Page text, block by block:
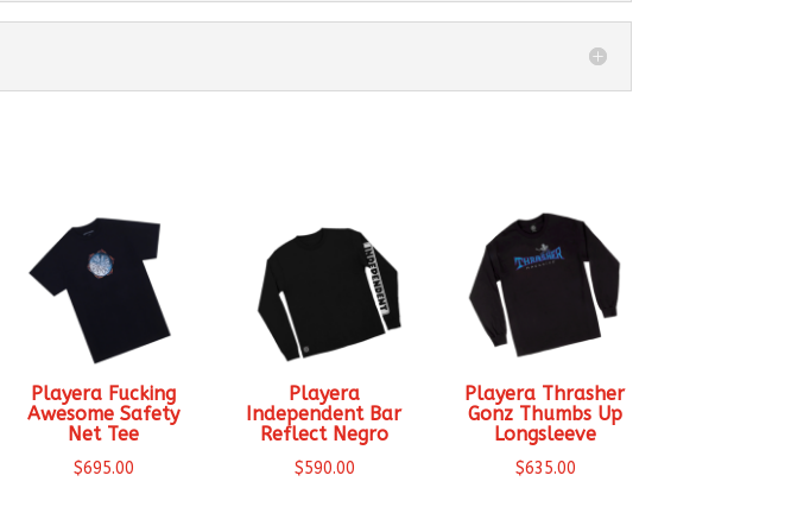
Playera Fucking
Awesome Safety
Net Tee
$695.00
Playera
Independent Bar
Reflect Negro
$590.00
Playera Thrasher
Gonz Thumbs Up
Longsleeve
$635.00